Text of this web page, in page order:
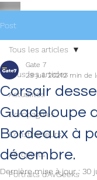
Post
Tous les articles
Actualités
Compagnies
Constructeurs
Aéroports
Portraits d'AvGeeks
Tous les articles
Corsair
Guadeloupe
Bordeaux à
décembre.
Gate 7
29 juil. 20212 min de
Dernière mise à jour : 30